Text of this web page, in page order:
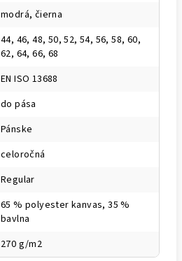
modrá, čierna
44, 46, 48, 50, 52, 54, 56, 58, 60,
62, 64, 66, 68
EN ISO 13688
do pása
Pánske
celoročná
Regular
65 % polyester kanvas, 35 %
bavlna
270 g/m2